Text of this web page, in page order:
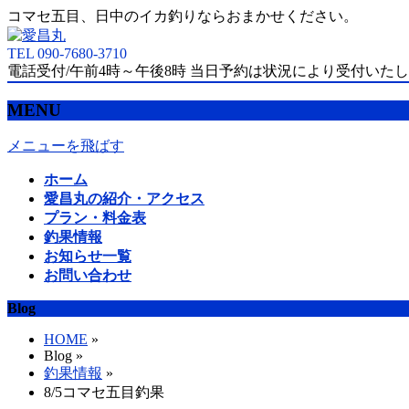
コマセ五目、日中のイカ釣りならおまかせください。
TEL 090-7680-3710
電話受付/午前4時～午後8時 当日予約は状況により受付いた
MENU
メニューを飛ばす
ホーム
愛昌丸の紹介・アクセス
プラン・料金表
釣果情報
お知らせ一覧
お問い合わせ
Blog
HOME »
Blog »
釣果情報 »
8/5コマセ五目釣果